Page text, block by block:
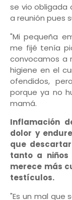
se vio obligada
a reunión pues
"Mi pequeña
me fijé tenía
convocamos a
higiene en el
ofendidos,
porque ya no
mamá.
Inflamación
dolor y
que
tanto a niños
merece más
testículos.
"Es un mal que